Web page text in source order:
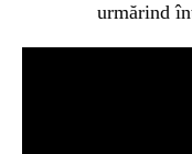
urmărind